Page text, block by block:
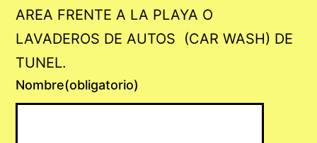
AREA FRENTE A LA PLAYA O
LAVADEROS DE AUTOS (CAR WASH) DE
TUNEL.
Nombre(obligatorio)